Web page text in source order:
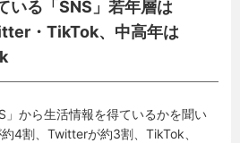
いる「SNS」若年層は
・TikTok、中高年は
」から生活情報を得ているかを聞い
4割、Twitterが約3割、TikTok、